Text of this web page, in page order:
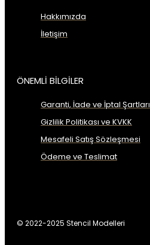
Hakkımızda
İletişim
ÖNEMLİ BİLGİLER
Garanti, İade ve İptal Şartları
Gizlilik Politikası ve KVKK
Mesafeli Satış Sözleşmesi
Ödeme ve Teslimat
© 2022-2025 Stencil Modelleri